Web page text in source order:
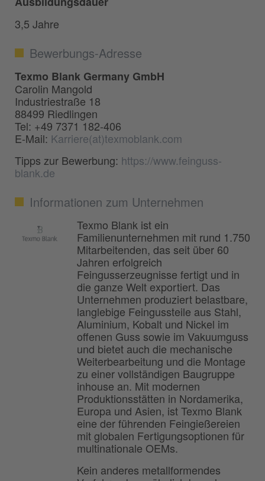
3,5 Jahre
Bewerbungs-Adresse
Texmo Blank Germany GmbH
Carolin Mangold
Industriestraße 18
88499 Riedlingen
Tel: +49 7371 182-406
E-Mail: Karriere(at)texmoblank.com
Tipps zur Bewerbung: https://www.feinguss-
blank.de
Informationen zum Unternehmen
Texmo Blank ist ein
Familienunternehmen mit rund 1.750
Mitarbeitenden, das seit über 60
Jahren erfolgreich
Feingusserzeugnisse fertigt und in
die ganze Welt exportiert. Das
Unternehmen produziert belastbare,
langlebige Feingussteile aus Stahl,
Aluminium, Kobalt und Nickel im
offenen Guss sowie im Vakuumguss
und bietet auch die mechanische
Weiterbearbeitung und die Montage
zu einer vollständigen Baugruppe
inhouse an. Mit modernen
Produktionsstätten in Nordamerika,
Europa und Asien, ist Texmo Blank
eine der führenden Feingießereien
mit globalen Fertigungsoptionen für
multinationale OEMs.
Kein anderes metallformendes